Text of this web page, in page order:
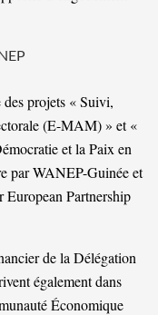
des projets « Suivi,
(E-MAM) » et «
et la Paix en
par WANEP-Guinée et
Partnership
de la Délégation
également dans
Économique